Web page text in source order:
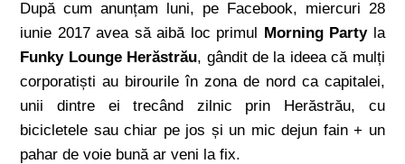
După cum anunțam luni, pe Facebook, miercuri 28
iunie 2017 avea să aibă loc primul Morning Partyla
Funky Lounge Herăstrău, gândit de la ideea că mulți
corporatiști au birourile în zona de nord ca capitalei,
unii dintre ei trecând zilnic prin Herăstrău, cu
bicicletele sau chiar pe jos și un mic dejun fain + un
pahar de voie bună ar veni la fix.